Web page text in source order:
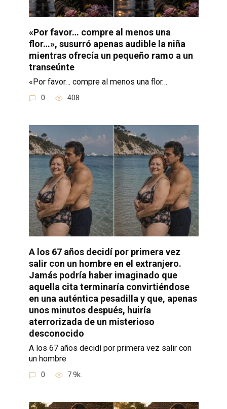
«Por favor… compre al menos una
flor…», susurró apenas audible la niña
mientras ofrecía un pequeño ramo a un
transeúnte
«Por favor… compre al menos una flor…
0 408
A los 67 años decidí por primera vez
salir con un hombre en el extranjero.
Jamás podría haber imaginado que
aquella cita terminaría convirtiéndose
en una auténtica pesadilla y que, apenas
unos minutos después, huiría
aterrorizada de un misterioso
desconocido
A los 67 años decidí por primera vez salir con
un hombre
0 7.9k.